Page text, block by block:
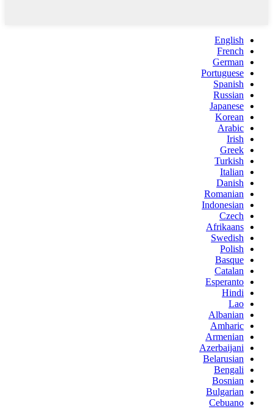
English
French
German
Portuguese
Spanish
Russian
Japanese
Korean
Arabic
Irish
Greek
Turkish
Italian
Danish
Romanian
Indonesian
Czech
Afrikaans
Swedish
Polish
Basque
Catalan
Esperanto
Hindi
Lao
Albanian
Amharic
Armenian
Azerbaijani
Belarusian
Bengali
Bosnian
Bulgarian
Cebuano